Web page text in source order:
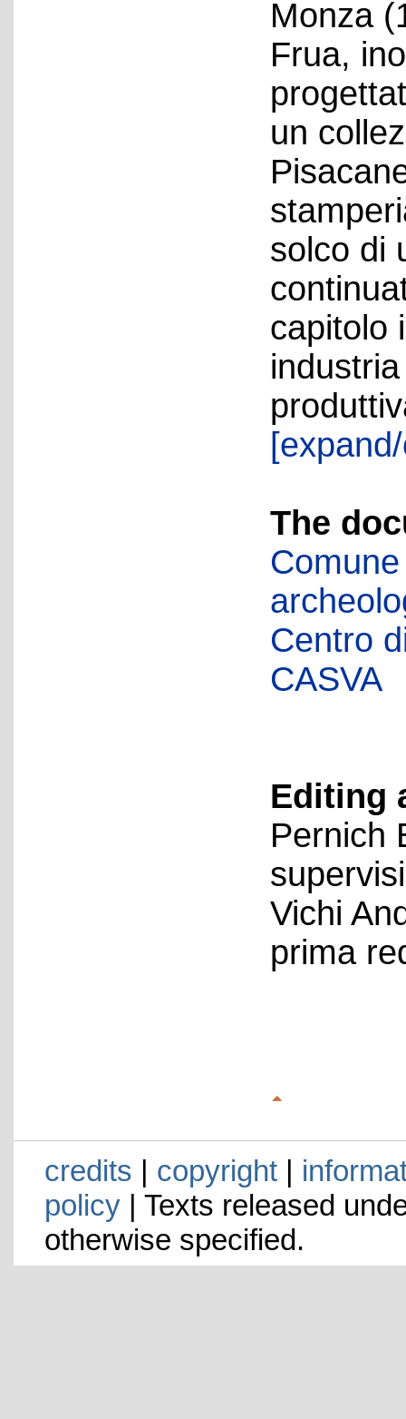
Monza
Frua,
un
solco di
capitolo
The
Centro
CASVA
Editing
Pernich
Vichi
prima
credits | copyright|
policy| Texts released
otherwise specified.